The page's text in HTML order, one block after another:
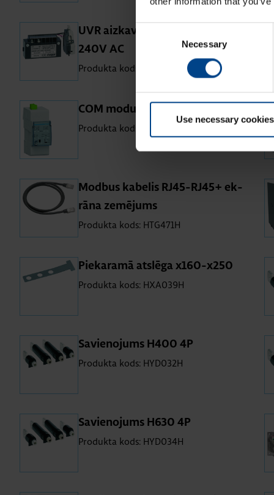
Consent
Necessary
Use necessary
UVR aiz­kave x160-x250 220-
240V AC
Produkta kods: HXA054H
COM mo­du­lis Modbus RTU
Produkta kods: HTC310H
Modbus ka­be­lis RJ45-RJ45+ ek­
rāna ze­mē­jums
Produkta kods: HTG471H
Pie­ka­ramā at­slēga x160-x250
Produkta kods: HXA039H
Sa­vie­no­jums H400 4P
Produkta kods: HYD032H
Sa­vie­no­jums H630 4P
Produkta kods: HYD034H